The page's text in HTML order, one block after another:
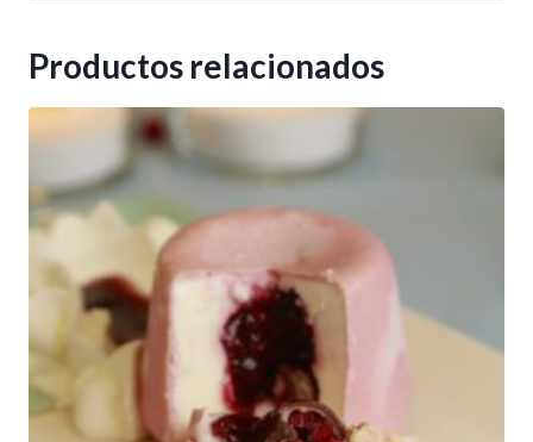
Productos relacionados